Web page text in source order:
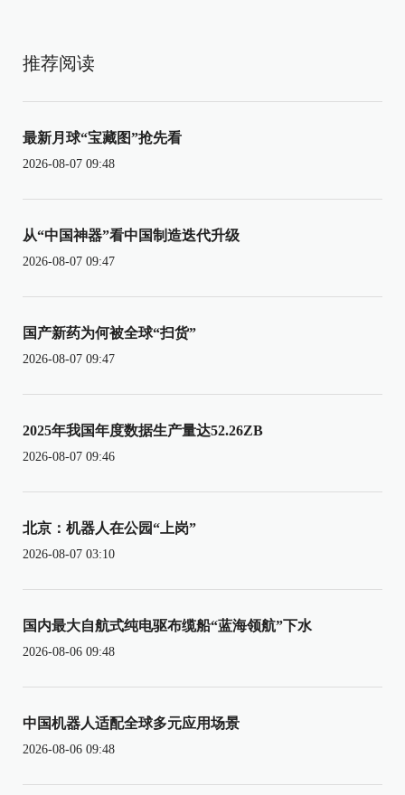
推荐阅读
最新月球“宝藏图”抢先看
2026-08-07 09:48
从“中国神器”看中国制造迭代升级
2026-08-07 09:47
国产新药为何被全球“扫货”
2026-08-07 09:47
2025年我国年度数据生产量达52.26ZB
2026-08-07 09:46
北京：机器人在公园“上岗”
2026-08-07 03:10
国内最大自航式纯电驱布缆船“蓝海领航”下水
2026-08-06 09:48
中国机器人适配全球多元应用场景
2026-08-06 09:48